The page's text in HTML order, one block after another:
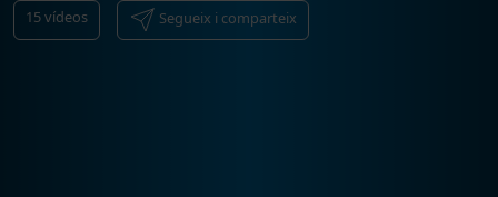
15vídeos Segueix i comparteix